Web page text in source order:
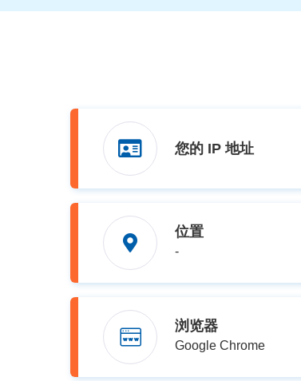
您的 IP 地址
位置
-
浏览器
Google Chrome